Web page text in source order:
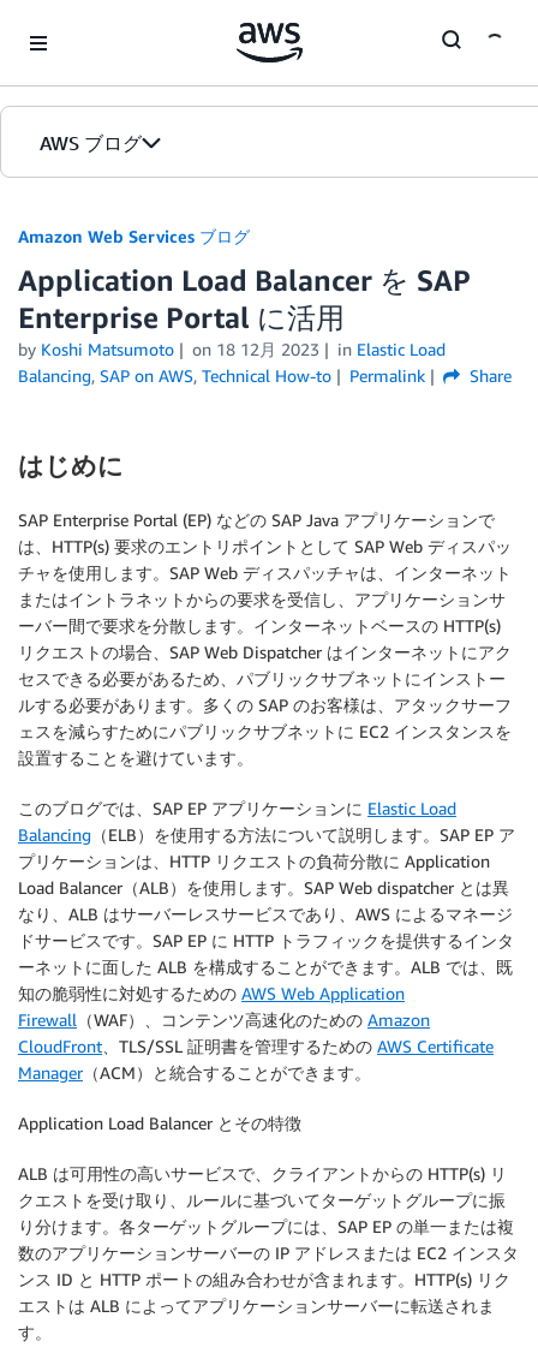
AWS ブログ
カテゴリ
エディション
Amazon Web Services ブログ
Application Load Balancer を SAP
Enterprise Portal に活用
by Koshi Matsumoto on 18 12月 2023 in Elastic Load
Balancing, SAP on AWS, Technical How-to Permalink Share
はじめに
SAP Enterprise Portal (EP) などの SAP Java アプリケーションで
は、HTTP(s) 要求のエントリポイントとして SAP Web ディスパッ
チャを使用します。SAP Web ディスパッチャは、インターネット
またはイントラネットからの要求を受信し、アプリケーションサ
ーバー間で要求を分散します。インターネットベースの HTTP(s)
リクエストの場合、SAP Web Dispatcher はインターネットにアク
セスできる必要があるため、パブリックサブネットにインストー
ルする必要があります。多くの SAP のお客様は、アタックサーフ
ェスを減らすためにパブリックサブネットに EC2 インスタンスを
設置することを避けています。
このブログでは、SAP EP アプリケーションに Elastic Load
Balancing （ELB）を使用する方法について説明します。SAP EP ア
プリケーションは、HTTP リクエストの負荷分散に Application
Load Balancer（ALB）を使用します。SAP Web dispatcher とは異
なり、ALB はサーバーレスサービスであり、AWS によるマネージ
ドサービスです。SAP EP に HTTP トラフィックを提供するインタ
ーネットに面した ALB を構成することができます。ALB では、既
知の脆弱性に対処するための AWS Web Application
Firewall （WAF）、コンテンツ高速化のための Amazon
CloudFront 、TLS/SSL 証明書を管理するための AWS Certificate
Manager（ACM）と統合することができます。
Application Load Balancer とその特徴
ALB は可用性の高いサービスで、クライアントからの HTTP(s) リ
クエストを受け取り、ルールに基づいてターゲットグループに振
り分けます。各ターゲットグループには、SAP EP の単一または複
数のアプリケーションサーバーの IP アドレスまたは EC2 インスタ
ンス ID と HTTP ポートの組み合わせが含まれます。HTTP(s) リク
エストは ALB によってアプリケーションサーバーに転送されま
す。